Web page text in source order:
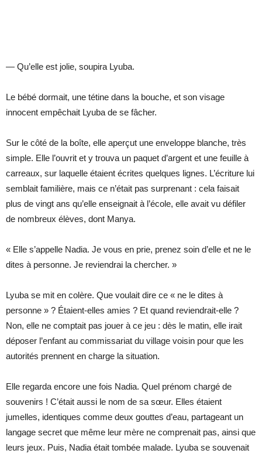
— Qu’elle est jolie, soupira Lyuba.
Le bébé dormait, une tétine dans la bouche, et son visage
innocent empêchait Lyuba de se fâcher.
Sur le côté de la boîte, elle aperçut une enveloppe blanche, très
simple. Elle l’ouvrit et y trouva un paquet d’argent et une feuille à
carreaux, sur laquelle étaient écrites quelques lignes. L’écriture lui
semblait familière, mais ce n’était pas surprenant : cela faisait
plus de vingt ans qu’elle enseignait à l’école, elle avait vu défiler
de nombreux élèves, dont Manya.
« Elle s’appelle Nadia. Je vous en prie, prenez soin d’elle et ne le
dites à personne. Je reviendrai la chercher. »
Lyuba se mit en colère. Que voulait dire ce « ne le dites à
personne » ? Étaient-elles amies ? Et quand reviendrait-elle ?
Non, elle ne comptait pas jouer à ce jeu : dès le matin, elle irait
déposer l’enfant au commissariat du village voisin pour que les
autorités prennent en charge la situation.
Elle regarda encore une fois Nadia. Quel prénom chargé de
souvenirs ! C’était aussi le nom de sa sœur. Elles étaient
jumelles, identiques comme deux gouttes d’eau, partageant un
langage secret que même leur mère ne comprenait pas, ainsi que
leurs jeux. Puis, Nadia était tombée malade. Lyuba se souvenait